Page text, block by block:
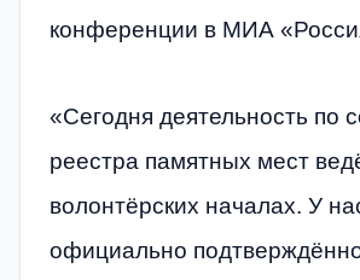
конференции в МИА
«Сегодня деятельность по
реестра памятных мест
волонтёрских началах. У
официально